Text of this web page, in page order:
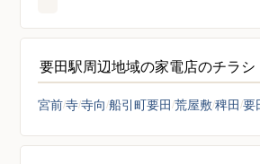
要田駅周辺地域の家電店のチラシ
宮前寺寺向 船引町要田 荒屋敷稗田 要